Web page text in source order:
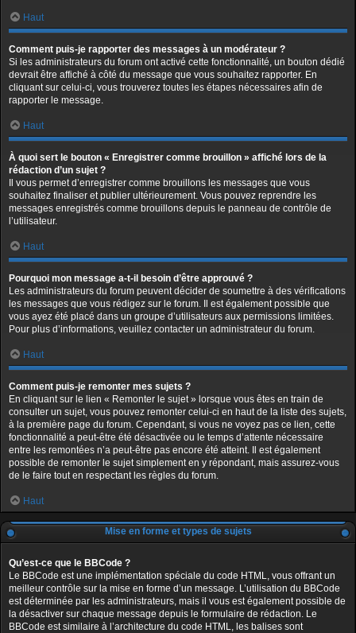
Haut
Comment puis-je rapporter des messages à un modérateur ?
Si les administrateurs du forum ont activé cette fonctionnalité, un bouton dédié
devrait être affiché à côté du message que vous souhaitez rapporter. En
cliquant sur celui-ci, vous trouverez toutes les étapes nécessaires afin de
rapporter le message.
Haut
À quoi sert le bouton « Enregistrer comme brouillon » affiché lors de la
rédaction d’un sujet ?
Il vous permet d’enregistrer comme brouillons les messages que vous
souhaitez finaliser et publier ultérieurement. Vous pouvez reprendre les
messages enregistrés comme brouillons depuis le panneau de contrôle de
l’utilisateur.
Haut
Pourquoi mon message a-t-il besoin d’être approuvé ?
Les administrateurs du forum peuvent décider de soumettre à des vérifications
les messages que vous rédigez sur le forum. Il est également possible que
vous ayez été placé dans un groupe d’utilisateurs aux permissions limitées.
Pour plus d’informations, veuillez contacter un administrateur du forum.
Haut
Comment puis-je remonter mes sujets ?
En cliquant sur le lien « Remonter le sujet » lorsque vous êtes en train de
consulter un sujet, vous pouvez remonter celui-ci en haut de la liste des sujets,
à la première page du forum. Cependant, si vous ne voyez pas ce lien, cette
fonctionnalité a peut-être été désactivée ou le temps d’attente nécessaire
entre les remontées n’a peut-être pas encore été atteint. Il est également
possible de remonter le sujet simplement en y répondant, mais assurez-vous
de le faire tout en respectant les règles du forum.
Haut
Mise en forme et types de sujets
Qu’est-ce que le BBCode ?
Le BBCode est une implémentation spéciale du code HTML, vous offrant un
meilleur contrôle sur la mise en forme d’un message. L’utilisation du BBCode
est déterminée par les administrateurs, mais il vous est également possible de
la désactiver sur chaque message depuis le formulaire de rédaction. Le
BBCode est similaire à l’architecture du code HTML, les balises sont